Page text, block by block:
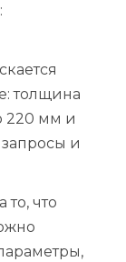
толщина
220 мм и
и
что